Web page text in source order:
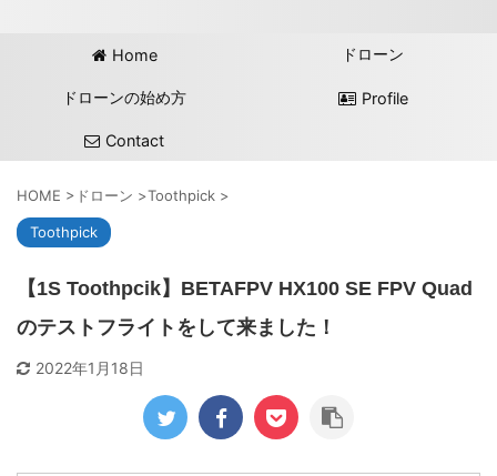
Home ドローン
ドローンの始め方 Profile
Contact
HOME > ドローン >Toothpick >
Toothpick
【1S Toothpcik】BETAFPV HX100 SE FPV Quad
のテストフライトをして来ました！
2022年1月18日